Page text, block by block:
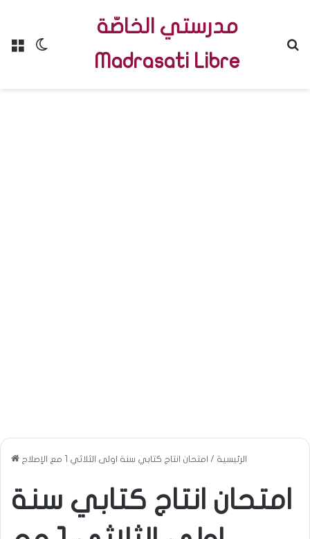
Menu
مدرستي الخاصّة
Madrasati Libre
الرئيسية / امتحان انتاج كتابي سنة اولى الثلاثي 1 مع الإصلاح
امتحان انتاج كتابي سنة